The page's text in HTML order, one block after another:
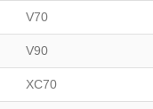
V70
V90
XC70